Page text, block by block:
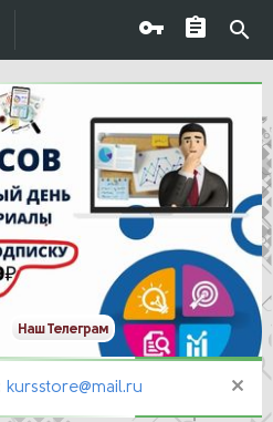
Наш Телеграм
kursstore@mail.ru